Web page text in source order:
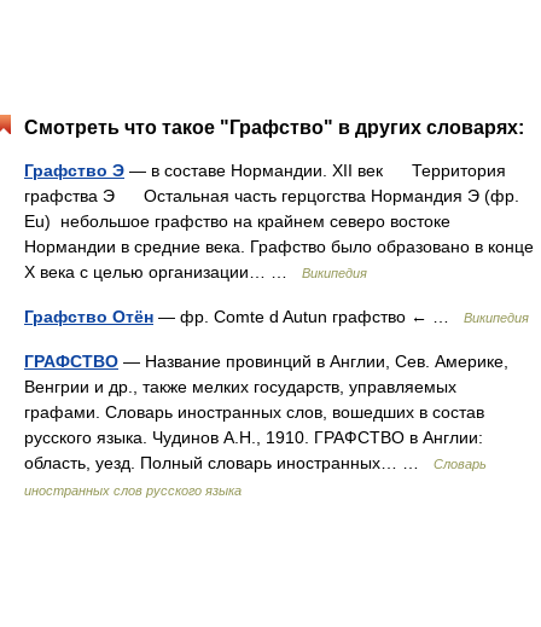
Смотреть что такое "Графство" в других словарях:
Графство Э — в составе Нормандии. XII век Территория
графства Э Остальная часть герцогства Нормандия Э (фр.
Eu) небольшое графство на крайнем северо востоке
Нормандии в средние века. Графство было образовано в конце
X века с целью организации… …
Википедия
Графство Отён — фр. Comte d Autun графство ← … Википедия
ГРАФСТВО — Название провинций в Англии, Сев. Америке,
Венгрии и др., также мелких государств, управляемых
графами. Словарь иностранных слов, вошедших в состав
русского языка. Чудинов А.Н., 1910. ГРАФСТВО в Англии:
область, уезд. Полный словарь иностранных… …
Словарь
иностранных слов русского языка